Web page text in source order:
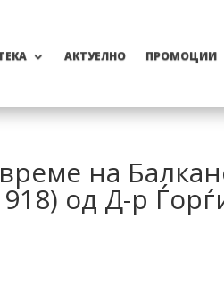
АКТУЕЛНО ПРОМОЦИИ
на
од Д-р